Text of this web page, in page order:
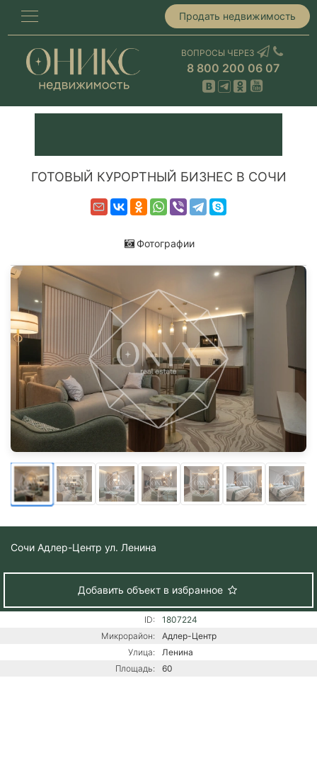
Продать недвижимость
ВОПРОСЫ ЧЕРЕЗ
8 800 200 06 07
ГОТОВЫЙ КУРОРТНЫЙ БИЗНЕС В СОЧИ
Фотографии
Сочи Адлер-Центр ул. Ленина
Добавить объект в избранное
ID:
1807224
Микрорайон:
Адлер-Центр
Улица:
Ленина
Площадь:
60